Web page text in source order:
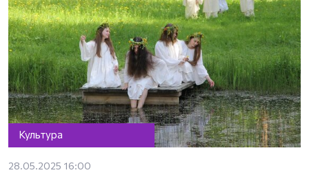
Культура
28.05.2025 16:00